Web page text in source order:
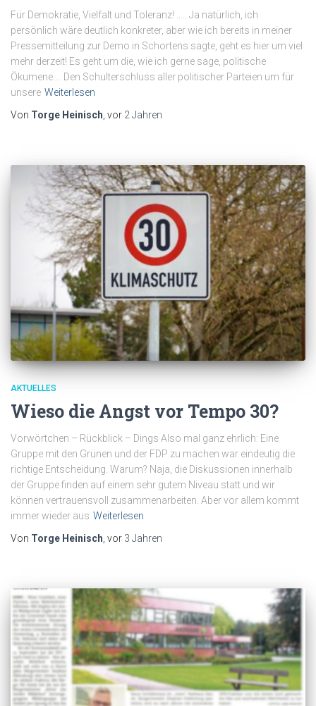
Für Demokratie, Vielfalt und Toleranz! ….. Ja natürlich, ich
persönlich wäre deutlich konkreter, aber wie ich bereits in meiner
Pressemitteilung zur Demo in Schortens sagte, geht es hier um viel
mehr derzeit! Es geht um die, wie ich gerne sage, politische
Ökumene…. Den Schulterschluss aller politischer Parteien um für
unsere Weiterlesen
Von Torge Heinisch , vor 2 Jahren
AKTUELLES
Wieso die Angst vor Tempo 30?
Vorwörtchen – Rückblick – Dings Also mal ganz ehrlich: Eine
Gruppe mit den Grünen und der FDP zu machen war eindeutig die
richtige Entscheidung. Warum? Naja, die Diskussionen innerhalb
der Gruppe finden auf einem sehr gutem Niveau statt und wir
können vertrauensvoll zusammenarbeiten. Aber vor allem kommt
immer wieder aus Weiterlesen
Von Torge Heinisch, vor 3 Jahren